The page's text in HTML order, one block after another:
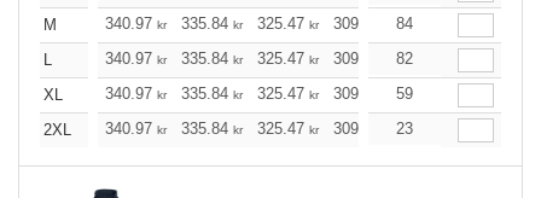
M
340.97 kr 335.84 kr 325.47 kr 309.97 294.47
84
L
340.97 kr 335.84 kr 325.47 kr 309.97 294.47
82
XL
340.97 kr 335.84 kr 325.47 kr 309.97 294.47
59
2XL
340.97 kr 335.84 kr 325.47 kr 309.97 294.47
23